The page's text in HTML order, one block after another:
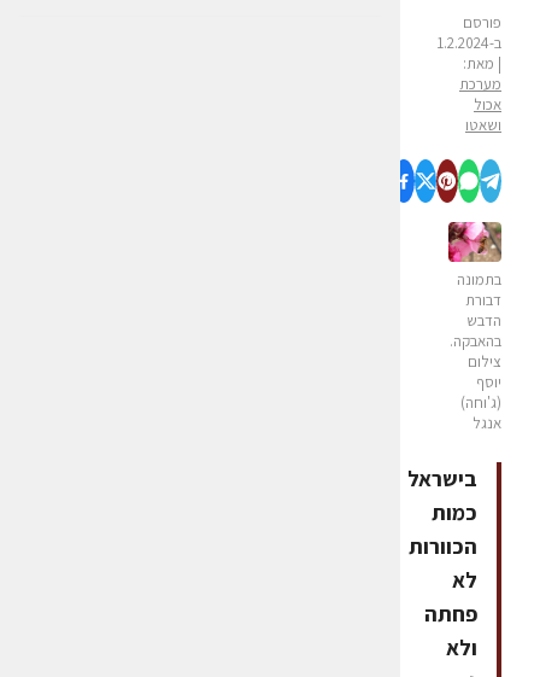
פורסם
ב-1.2.2024
| מאת:
מערכת
אכול
ושאטו
בתמונה
דבורת
הדבש
בהאבקה.
צילום
יוסף
(ג'וחה)
אנגל
בישראל
כמות
הכוורות
לא
פחתה
ולא